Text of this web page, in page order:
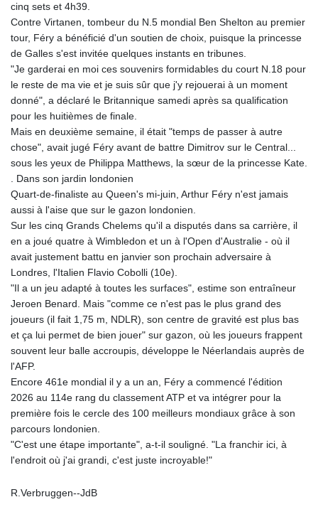
cinq sets et 4h39.
Contre Virtanen, tombeur du N.5 mondial Ben Shelton au premier
tour, Féry a bénéficié d'un soutien de choix, puisque la princesse
de Galles s'est invitée quelques instants en tribunes.
"Je garderai en moi ces souvenirs formidables du court N.18 pour
le reste de ma vie et je suis sûr que j'y rejouerai à un moment
donné", a déclaré le Britannique samedi après sa qualification
pour les huitièmes de finale.
Mais en deuxième semaine, il était "temps de passer à autre
chose", avait jugé Féry avant de battre Dimitrov sur le Central...
sous les yeux de Philippa Matthews, la sœur de la princesse Kate.
. Dans son jardin londonien
Quart-de-finaliste au Queen's mi-juin, Arthur Féry n'est jamais
aussi à l'aise que sur le gazon londonien.
Sur les cinq Grands Chelems qu'il a disputés dans sa carrière, il
en a joué quatre à Wimbledon et un à l'Open d'Australie - où il
avait justement battu en janvier son prochain adversaire à
Londres, l'Italien Flavio Cobolli (10e).
"Il a un jeu adapté à toutes les surfaces", estime son entraîneur
Jeroen Benard. Mais "comme ce n'est pas le plus grand des
joueurs (il fait 1,75 m, NDLR), son centre de gravité est plus bas
et ça lui permet de bien jouer" sur gazon, où les joueurs frappent
souvent leur balle accroupis, développe le Néerlandais auprès de
l'AFP.
Encore 461e mondial il y a un an, Féry a commencé l'édition
2026 au 114e rang du classement ATP et va intégrer pour la
première fois le cercle des 100 meilleurs mondiaux grâce à son
parcours londonien.
"C'est une étape importante", a-t-il souligné. "La franchir ici, à
l'endroit où j'ai grandi, c'est juste incroyable!"
R.Verbruggen--JdB